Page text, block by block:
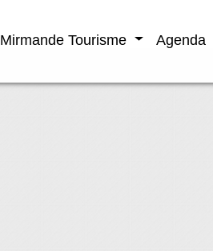
Mirmande Tourisme Agenda